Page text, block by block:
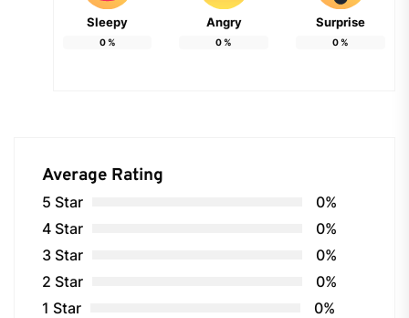
Sleepy
0%
Angry
0%
Surprise
0%
Average Rating
5 Star
0%
4 Star
0%
3 Star
0%
2 Star
0%
1 Star
0%